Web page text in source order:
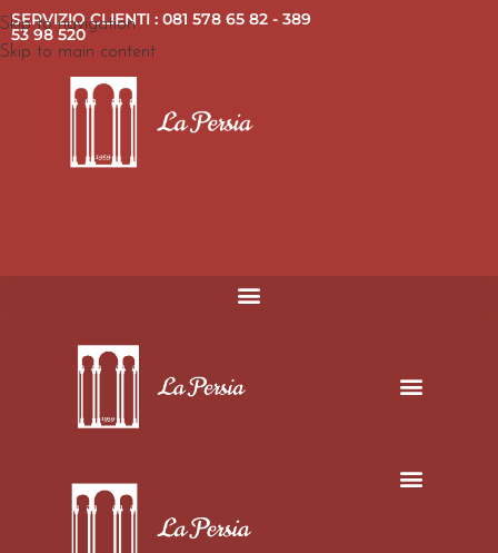
Skip to navigation
Skip to main content
SERVIZIO CLIENTI : 081 578 65 82 - 389
53 98 520